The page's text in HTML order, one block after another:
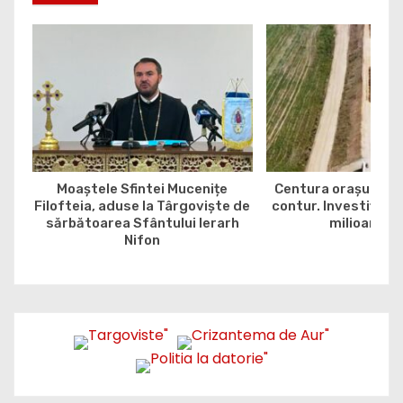
Moaștele Sfintei Mucenițe
Filofteia, aduse la Târgoviște de
sărbătoarea Sfântului Ierarh
Nifon
Centura orașului
contur. Investiția
milioane